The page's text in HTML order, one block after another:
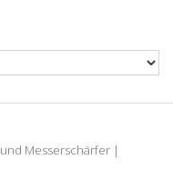
und Messerschärfer |